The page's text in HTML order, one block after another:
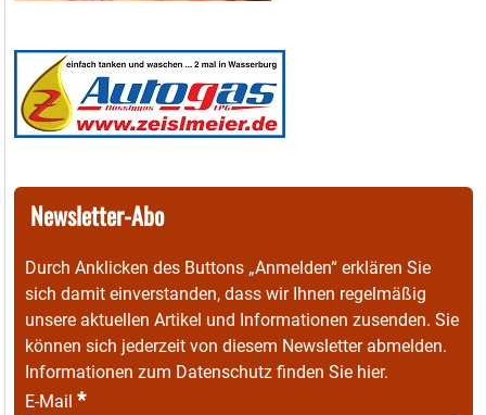
Newsletter-Abo
Durch Anklicken des Buttons „Anmelden“ erklären Sie
sich damit einverstanden, dass wir Ihnen regelmäßig
unsere aktuellen Artikel und Informationen zusenden. Sie
können sich jederzeit von diesem Newsletter abmelden.
Informationen zum Datenschutz finden Sie hier.
E-Mail *